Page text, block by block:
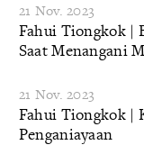
21 Nov. 2023
Fahui Tiongkok |
Saat Menangani
21 Nov. 2023
Fahui Tiongkok |
Penganiayaan